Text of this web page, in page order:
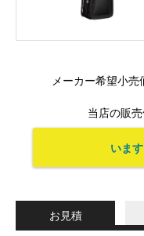
メーカー希望小売
当店の販
いま
お見積